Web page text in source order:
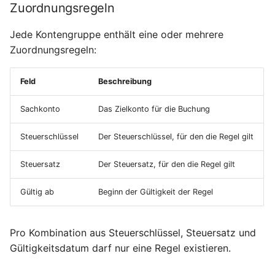
Vertriebsauswertungen
Zuschlagskonfigurationen
Zuordnungsregeln
Jede Kontengruppe enthält eine oder mehrere
Zuordnungsregeln:
Feld Beschreibung
Sachkonto Das Zielkonto für die Buchung
Steuerschlüssel Der Steuerschlüssel, für den die Regel gilt
Steuersatz Der Steuersatz, für den die Regel gilt
Gültig ab Beginn der Gültigkeit der Regel
Pro Kombination aus Steuerschlüssel, Steuersatz und
Gültigkeitsdatum darf nur eine Regel existieren.